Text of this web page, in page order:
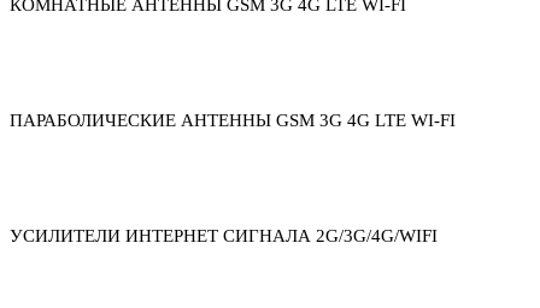
КОМНАТНЫЕ АНТЕННЫ GSM 3G 4G LTE WI-FI
ПАРАБОЛИЧЕСКИЕ АНТЕННЫ GSM 3G 4G LTE WI-FI
УСИЛИТЕЛИ ИНТЕРНЕТ СИГНАЛА 2G/3G/4G/WIFI